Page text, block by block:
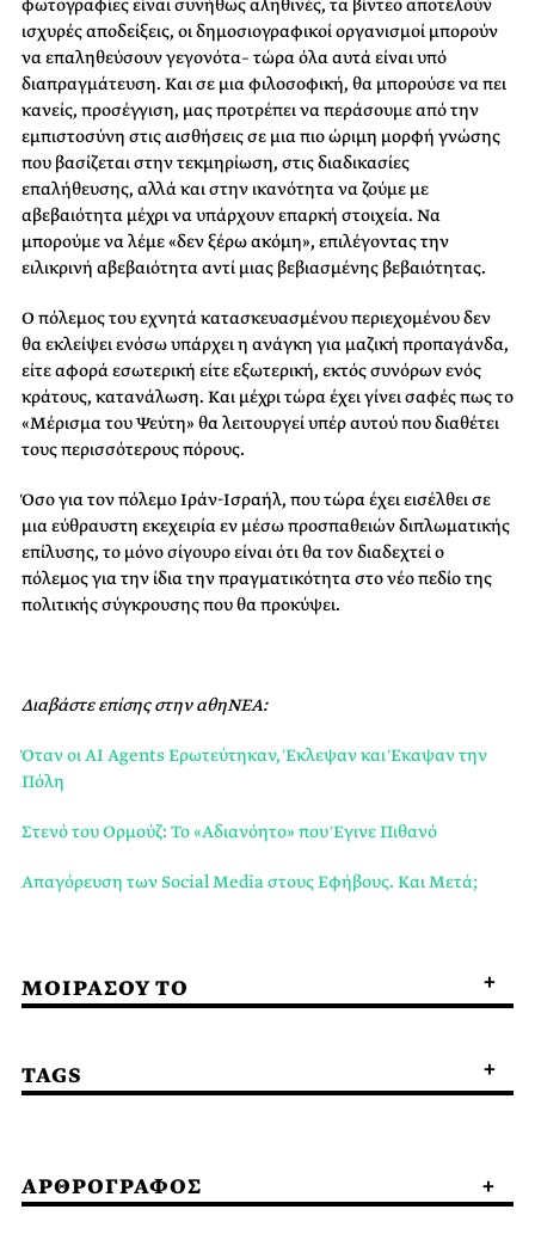
ισχυρές αποδείξεις, οι δημοσιογραφικοί οργανισμοί μπορούν
να επαληθεύσουν γεγονότα– τώρα όλα αυτά είναι υπό
διαπραγμάτευση. Και σε μια φιλοσοφική, θα μπορούσε να πει
κανείς, προσέγγιση, μας προτρέπει να περάσουμε από την
εμπιστοσύνη στις αισθήσεις σε μια πιο ώριμη μορφή γνώσης
που βασίζεται στην τεκμηρίωση, στις διαδικασίες
επαλήθευσης, αλλά και στην ικανότητα να ζούμε με
αβεβαιότητα μέχρι να υπάρχουν επαρκή στοιχεία. Να
μπορούμε να λέμε «δεν ξέρω ακόμη», επιλέγοντας την
ειλικρινή αβεβαιότητα αντί μιας βεβιασμένης βεβαιότητας.
Ο πόλεμος του εχνητά κατασκευασμένου περιεχομένου δεν
θα εκλείψει ενόσω υπάρχει η ανάγκη για μαζική προπαγάνδα,
είτε αφορά εσωτερική είτε εξωτερική, εκτός συνόρων ενός
κράτους, κατανάλωση. Και μέχρι τώρα έχει γίνει σαφές πως το
«Μέρισμα του Ψεύτη» θα λειτουργεί υπέρ αυτού που διαθέτει
τους περισσότερους πόρους.
Όσο για τον πόλεμο Ιράν-Ισραήλ, που τώρα έχει εισέλθει σε
μια εύθραυστη εκεχειρία εν μέσω προσπαθειών διπλωματικής
επίλυσης, το μόνο σίγουρο είναι ότι θα τον διαδεχτεί ο
πόλεμος για την ίδια την πραγματικότητα στο νέο πεδίο της
πολιτικής σύγκρουσης που θα προκύψει.
Διαβάστε επίσης στην αθηΝΕΑ:
Όταν οι AI Agents Ερωτεύτηκαν, Έκλεψαν και Έκαψαν την
Πόλη
Στενό του Ορμούζ: Το «Αδιανόητο» που Έγινε Πιθανό
Απαγόρευση των Social Media στους Εφήβους. Και Μετά;
ΜΟΙΡΑΣΟΥ ΤΟ
TAGS
ΑΡΘΡΟΓΡΑΦΟΣ